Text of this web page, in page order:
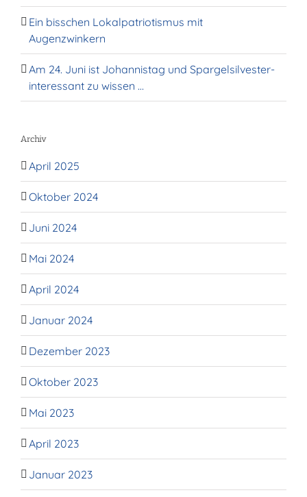
Ein bisschen Lokalpatriotismus mit
Augenzwinkern
Am 24. Juni ist Johannistag und Spargelsilvester-
interessant zu wissen …
Archiv
April 2025
Oktober 2024
Juni 2024
Mai 2024
April 2024
Januar 2024
Dezember 2023
Oktober 2023
Mai 2023
April 2023
Januar 2023